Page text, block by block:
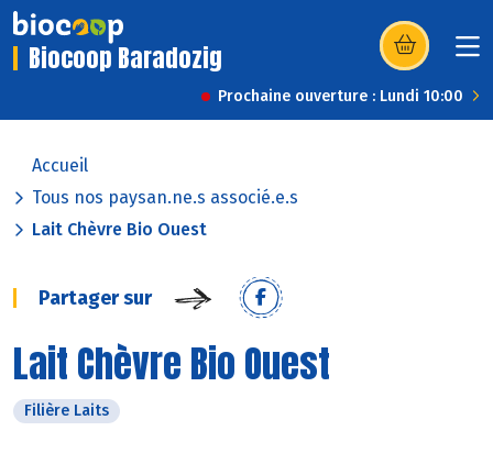
Biocoop Baradozig (s’ouvre dans
Prochaine ouverture : Lundi 10:00
Accueil
Tous nos paysan.ne.s associé.e.s
Lait Chèvre Bio Ouest
Partager sur
Lait Chèvre Bio Ouest
Filière Laits